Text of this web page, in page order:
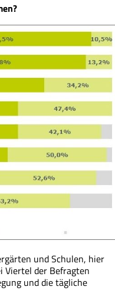
und Schulen, hier
Viertel der Befragten
und die tägliche